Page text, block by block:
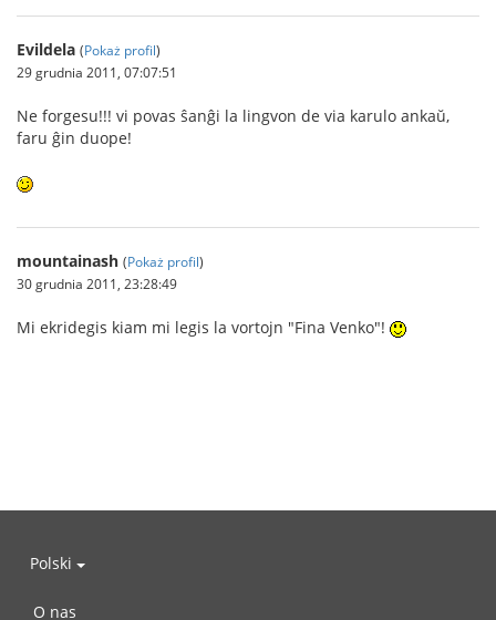
Evildela (Pokaż profil)
29 grudnia 2011, 07:07:51
Ne forgesu!!! vi povas ŝanĝi la lingvon de via karulo ankaŭ,
faru ĝin duope!
mountainash (Pokaż profil)
30 grudnia 2011, 23:28:49
Mi ekridegis kiam mi legis la vortojn "Fina Venko"!
Polski
O nas